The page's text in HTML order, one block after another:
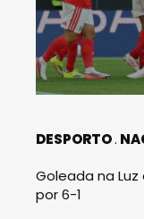
DESPORTO
Goleada na
por 6-1